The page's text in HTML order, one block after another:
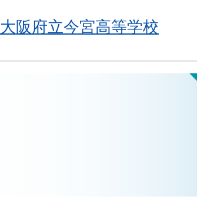
大阪府立今宮高等学校